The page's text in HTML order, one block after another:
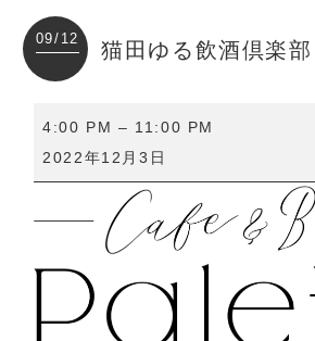
09/12 猫田ゆる飲酒倶楽部
ゆ
酒
4:00 PM – 11:00 PM
2022年12月3日